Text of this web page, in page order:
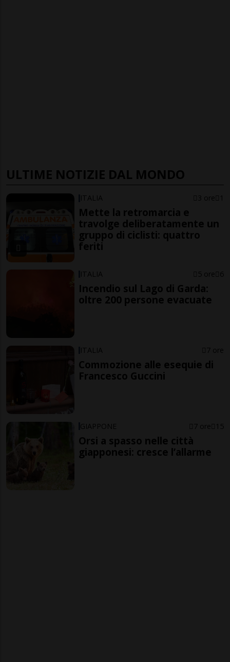
ULTIME NOTIZIE DAL MONDO
ITALIA 3 ore 1
Mette la retromarcia e
travolge deliberatamente un
gruppo di ciclisti: quattro
feriti
ITALIA 5 ore 6
Incendio sul Lago di Garda:
oltre 200 persone evacuate
ITALIA 7 ore
Commozione alle esequie di
Francesco Guccini
GIAPPONE 7 ore 15
Orsi a spasso nelle città
giapponesi: cresce l’allarme